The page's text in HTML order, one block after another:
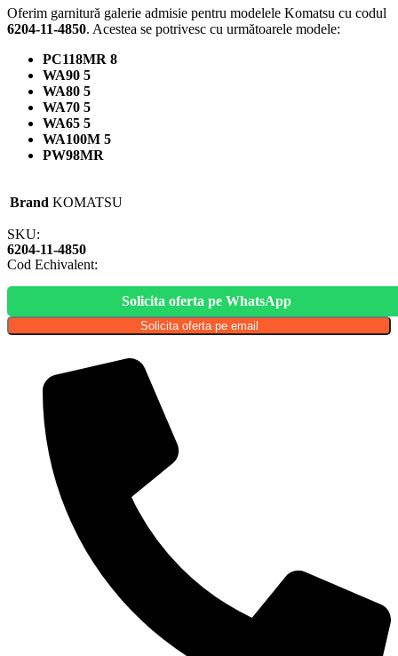
Oferim garnitură galerie admisie pentru modelele Komatsu cu codul
6204-11-4850. Acestea se potrivesc cu următoarele modele:
PC118MR 8
WA90 5
WA80 5
WA70 5
WA65 5
WA100M 5
PW98MR
Brand KOMATSU
SKU:
6204-11-4850
Cod Echivalent:
Solicita oferta pe WhatsApp
Solicita oferta pe email